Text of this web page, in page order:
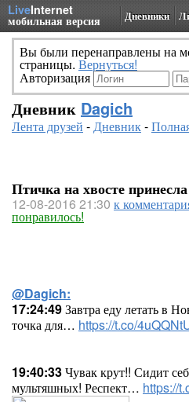
LiveInternet
мобильная версия Дневники
Вы были перенаправлены на
страницы. Вернуться!
Авторизация
Дневник Dagich
Лента друзей -Дневник-
Птичка на хвосте принесла
12-08-2016 21:30 к
понравилось!
@Dagich:
17:24:49Завтра еду летать в
точка для… https://t.co/
19:40:33Чувак крут!! Сидит
мультяшных! Респект… https://